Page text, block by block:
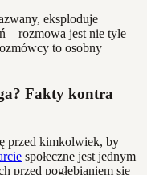
eksploduje
– rozmowa jest nie tyle
to osobny
Fakty kontra
przed kimkolwiek, by
społeczne jest jednym
przed pogłębianiem się